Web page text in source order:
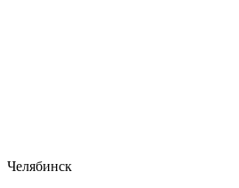
Челябинск